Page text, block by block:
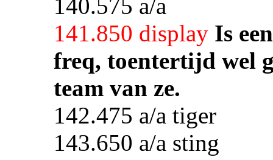
140.575 a/a
141.850 display Is
freq, toentertijd wel
team van ze.
142.475 a/a tiger
143.650 a/a sting